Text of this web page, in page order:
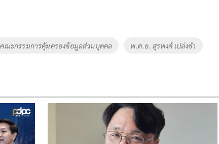
คณะกรรมการคุ้มครองข้อมูลส่วนบุคคล พ.ต.อ. สุรพงศ์ เปล่งขำ